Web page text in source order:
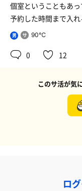
個室ということもあ
予約した時間まで入
男 90℃
0 12
このサ活が気
ロ